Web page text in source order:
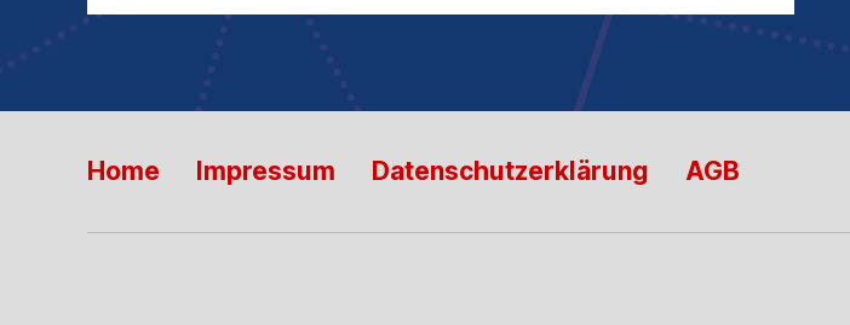
Home Impressum Datenschutzerklärung AGB